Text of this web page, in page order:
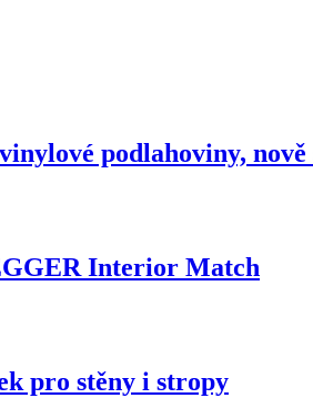
podlahoviny,
Interior Match
pro stěny i stropy